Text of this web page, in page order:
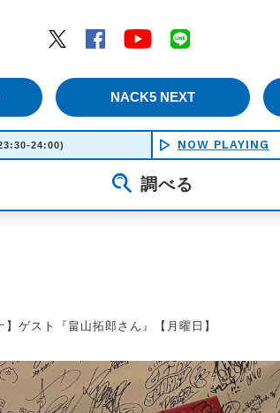
Twitter
Facebook YouTube
NACK5 NEXT
24:00) NOW PLAYING
調べる
】ゲスト『畠山拓郎さん』【月曜日】